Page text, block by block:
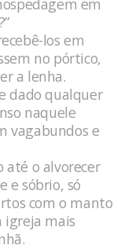
em
los em
no pórtico,
a lenha.
dado qualquer
naquele
vagabundos e
até o alvorecer
e sóbrio, só
com o manto
igreja mais